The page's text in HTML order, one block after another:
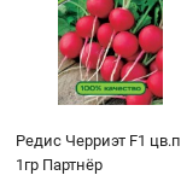
Редис Черриэт F1 цв.п
1гр Партнёр